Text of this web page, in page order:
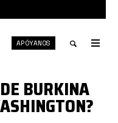
search
APÓYANOS
BURKINA